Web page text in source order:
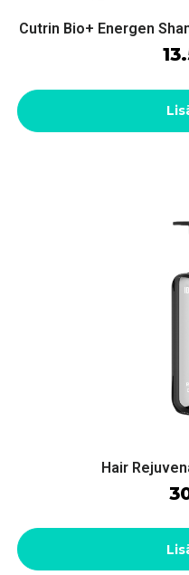
Cutrin Bio+ Energen
Hair